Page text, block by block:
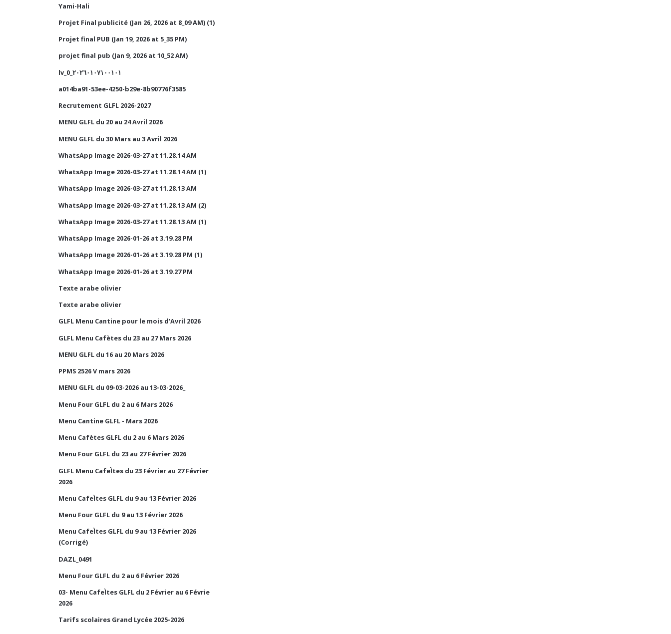
Yami-Hali
Projet Final publicité (Jan 26, 2026 at 8_09 AM) (1)
Projet final PUB (Jan 19, 2026 at 5_35 PM)
projet final pub (Jan 9, 2026 at 10_52 AM)
lv_0_٢٠٢٦٠١٠٧١٠٠١٠١
a014ba91-53ee-4250-b29e-8b90776f3585
Recrutement GLFL 2026-2027
MENU GLFL du 20 au 24 Avril 2026
MENU GLFL du 30 Mars au 3 Avril 2026
WhatsApp Image 2026-03-27 at 11.28.14 AM
WhatsApp Image 2026-03-27 at 11.28.14 AM (1)
WhatsApp Image 2026-03-27 at 11.28.13 AM
WhatsApp Image 2026-03-27 at 11.28.13 AM (2)
WhatsApp Image 2026-03-27 at 11.28.13 AM (1)
WhatsApp Image 2026-01-26 at 3.19.28 PM
WhatsApp Image 2026-01-26 at 3.19.28 PM (1)
WhatsApp Image 2026-01-26 at 3.19.27 PM
Texte arabe olivier
Texte arabe olivier
GLFL Menu Cantine pour le mois d'Avril 2026
GLFL Menu Cafètes du 23 au 27 Mars 2026
MENU GLFL du 16 au 20 Mars 2026
PPMS 2526 V mars 2026
MENU GLFL du 09-03-2026 au 13-03-2026_
Menu Four GLFL du 2 au 6 Mars 2026
Menu Cantine GLFL - Mars 2026
Menu Cafètes GLFL du 2 au 6 Mars 2026
Menu Four GLFL du 23 au 27 Février 2026
GLFL Menu CafeÌtes du 23 Février au 27 Février
2026
Menu CafeÌtes GLFL du 9 au 13 Février 2026
Menu Four GLFL du 9 au 13 Février 2026
Menu CafeÌtes GLFL du 9 au 13 Février 2026
(Corrigé)
DAZL_0491
Menu Four GLFL du 2 au 6 Février 2026
03- Menu CafeÌtes GLFL du 2 Février au 6 Févrie
2026
Tarifs scolaires Grand Lycée 2025-2026